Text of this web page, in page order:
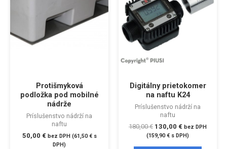
Protišmyková
podložka pod mobilné
nádrže
Príslušenstvo nádrží na
naftu
50,00 € bez DPH (61,50€s
DPH)
Digitálny prietokomer
na naftu K24
Príslušenstvo nádrží na
naftu
180,00€ 130,00 € bez DPH
(159,90€ s DPH)